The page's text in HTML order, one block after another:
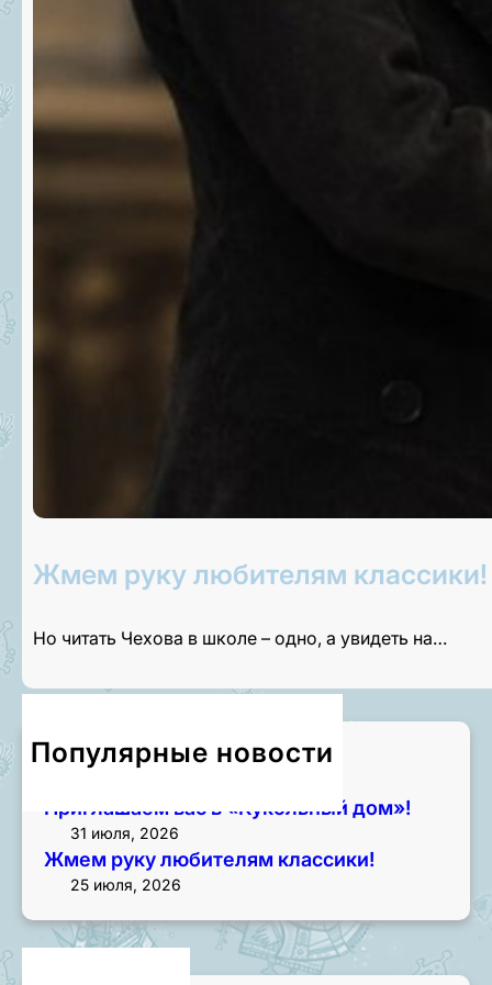
Жмем руку любителям классики!
Но читать Чехова в школе – одно, а увидеть на…
Популярные новости
Приглашаем на экскурсии!
Приглашаем вас в «Кукольный дом»!
31 июля, 2026
Жмем руку любителям классики!
25 июля, 2026